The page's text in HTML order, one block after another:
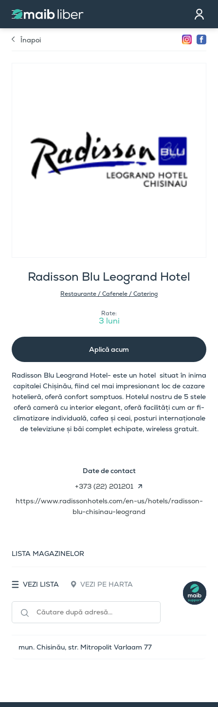
Contact
Devino partener
Înapoi
Radisson Blu Leogrand Hotel
Restaurante / Cafenele / Catering
Rate:
3 luni
Aplică acum
Radisson Blu Leogrand Hotel- este un hotel situat în inima
capitalei Chișinău, fiind cel mai impresionant loc de cazare
hotelieră, oferă confort somptuos. Hotelul nostru de 5 stele
oferă cameră cu interior elegant, oferă facilități cum ar fi-
climatizare individuală, cafea și ceai, posturi internaționale
de televiziune și băi complet echipate, wireless gratuit.
Date de contact
+373 (22) 201201
https://www.radissonhotels.com/en-us/hotels/radisson-
blu-chisinau-leogrand
LISTA MAGAZINELOR
VEZI LISTA VEZI PE HARTA
mun. Chisinău, str. Mitropolit Varlaam 77